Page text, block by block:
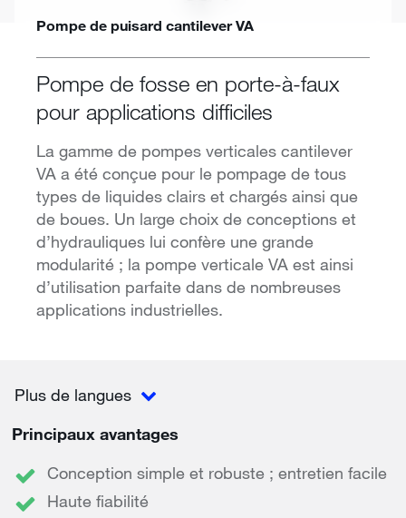
Pompe de puisard cantilever VA
Pompe de fosse en porte-à-faux
pour applications difficiles
La gamme de pompes verticales cantilever
VA a été conçue pour le pompage de tous
types de liquides clairs et chargés ainsi que
de boues. Un large choix de conceptions et
d’hydrauliques lui confère une grande
modularité ; la pompe verticale VA est ainsi
d’utilisation parfaite dans de nombreuses
applications industrielles.
Plus de langues
Principaux avantages
Conception simple et robuste ; entretien facile
Haute fiabilité